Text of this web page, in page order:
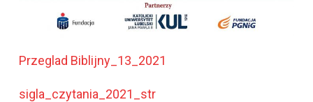
Przeglad Biblijny_13_2021
sigla_czytania_2021_str